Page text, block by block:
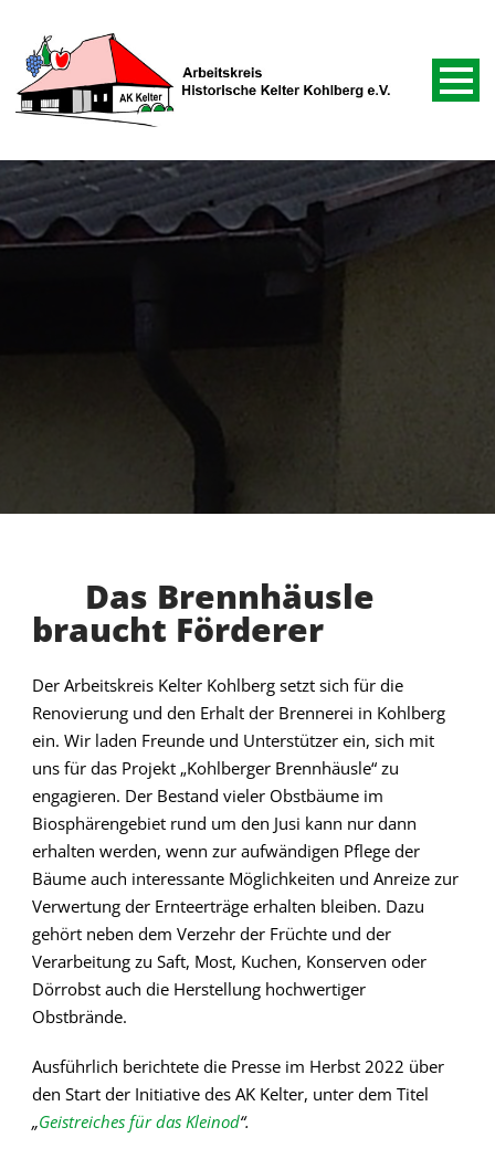
Das Brennhäusle
braucht Förderer
Der Arbeitskreis Kelter Kohlberg setzt sich für die
Renovierung und den Erhalt der Brennerei in Kohlberg
ein. Wir laden Freunde und Unterstützer ein, sich mit
uns für das Projekt „Kohlberger Brennhäusle“ zu
engagieren. Der Bestand vieler Obstbäume im
Biosphärengebiet rund um den Jusi kann nur dann
erhalten werden, wenn zur aufwändigen Pflege der
Bäume auch interessante Möglichkeiten und Anreize zur
Verwertung der Ernteerträge erhalten bleiben. Dazu
gehört neben dem Verzehr der Früchte und der
Verarbeitung zu Saft, Most, Kuchen, Konserven oder
Dörrobst auch die Herstellung hochwertiger
Obstbrände.
Ausführlich berichtete die Presse im Herbst 2022 über
den Start der Initiative des AK Kelter, unter dem Titel
„Geistreiches für das Kleinod“.